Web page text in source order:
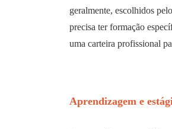
geralmente, escolhidos
precisa ter formação
uma carteira profissional
Aprendizagem e